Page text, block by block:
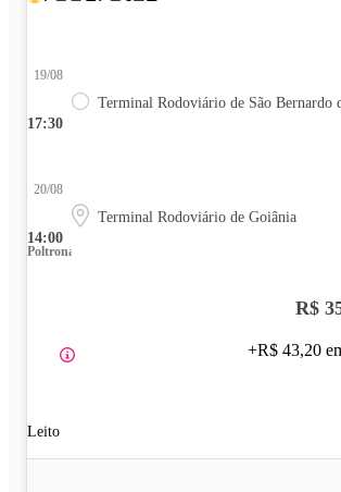
17:30
19/08
Terminal Rodoviário de São Bernardo
14:00
20/08
Terminal Rodoviário de Goiânia
Poltrona
Leito
R$
+R$ 43,20